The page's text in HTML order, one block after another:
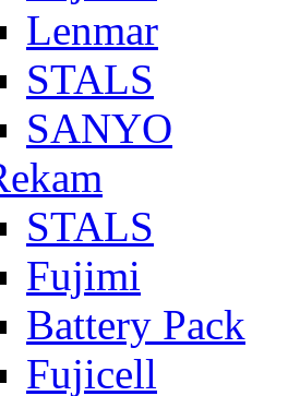
Lenmar
STALS
SANYO
STALS
Fujimi
Battery Pack
Fujicell